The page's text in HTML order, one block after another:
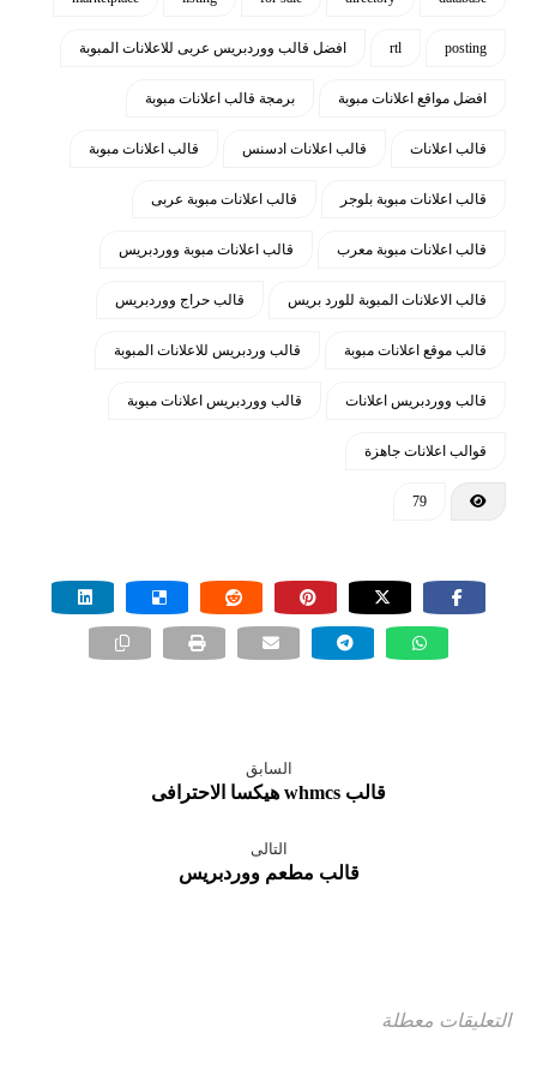
الديكور ، الأزياء ، المجوهرات ، الملابس
الداخلية ، الإضاءة ومستلزمات المنزل . إنه
استخدامه لأي متجر على الإنترنت
استخدام أفضل خطوط الويب بالاستايل
وكذلك بالشعار لسهولة التعديل عليه
ضغط جميع الملفات المهمة لزيادة سرعة
التصفح
إضافة أيقونات التواصل والمراسلة بشكل
والتحدث المباشر في الهيدر
وأهم العملاء في رئيسية الاستايل ويمكن
إضافة إحصائيات لخدمات الشركة بشكل
مميز في واجهة الاستايل وكذلك آراء العملاء
تفعيل خاصية التدوين وكتابة المقالات
لتعديل جميع الخصائص المتعلقة بالقالب
posting
rtl افضل قالب ووردبريس عربى للاعلانات المبوبة
افضل مواقع اعلانات مبوبة برمجة قالب اعلانات مبوبة
قالب اعلانات قالب اعلانات ادسنس قالب اعلانات مبوبة
قالب اعلانات مبوبة بلوجر قالب اعلانات مبوبة عربى
قالب اعلانات مبوبة معرب قالب اعلانات مبوبة ووردبريس
قالب الاعلانات المبوبة للورد بريس قالب حراج ووردبريس
قالب موقع اعلانات مبوبة قالب وردبريس للاعلانات المبوبة
قالب ووردبريس اعلانات قالب ووردبريس اعلانات مبوبة
قوالب اعلانات جاهزة
79
السابق
قالب whmcs هيكسا الاحترافى
التالى
قالب مطعم ووردبريس
التعليقات معطلة